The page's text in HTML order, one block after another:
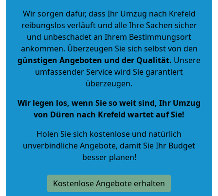
Wir sorgen dafür, dass Ihr Umzug nach Krefeld
reibungslos verläuft und alle Ihre Sachen sicher
und unbeschadet an Ihrem Bestimmungsort
ankommen. Überzeugen Sie sich selbst von den
günstigen Angeboten und der Qualität. Unsere
umfassender Service wird Sie garantiert
überzeugen.
Wir legen los, wenn Sie so weit sind, Ihr Umzug
von Düren nach Krefeld wartet auf Sie!
Holen Sie sich kostenlose und natürlich
unverbindliche Angebote, damit Sie Ihr Budget
besser planen!
Kostenlose Angebote erhalten